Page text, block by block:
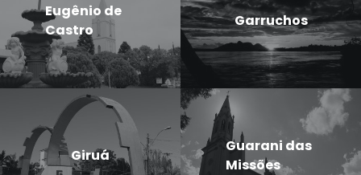
Eugênio de
Castro
Garruchos
Giruá
Guarani das
Missões